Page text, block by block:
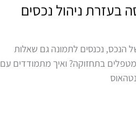
בעזרת ניהול נכסים
הנכס, נכנסים לתמונה גם שאלות
בתחזוקה? ואיך מתמודדים עם